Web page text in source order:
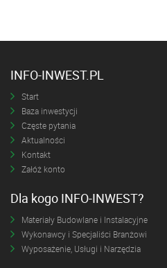
INFO-INWEST.PL
Start
Baza inwestycji
Częste pytania
Aktualności
Kontakt
Załóż konto
Dla kogo INFO-INWEST?
Materiały Budowlane i Instalacyjne
Wykonawcy i Specjaliści Branżowi
Wyposażenie, Usługi i Narzędzia